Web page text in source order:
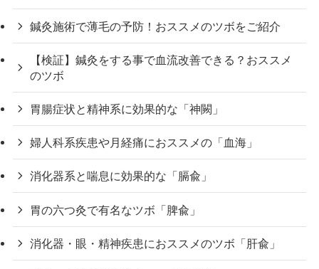
鍼灸施術で薄毛の予防！おススメのツボをご紹介
【検証】鍼灸をする事で血流改善できる？おススメ
のツボ
胃腸症状と精神系に効果的な「神闕」
婦人科系疾患や月経痛におススメの「血海」
消化器系と喘息に効果的な「膈兪」
胃の六つ灸で有名なツボ「脾兪」
消化器・眼・精神疾患におススメのツボ「肝兪」